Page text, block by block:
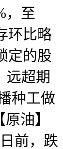
，至
环比略
定的股
远超期
种工做
油】
前，跌